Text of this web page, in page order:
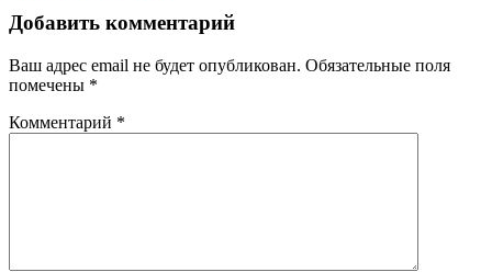
Добавить комментарий
Ваш адрес email не будет опубликован. Обязательные поля
помечены *
Комментарий *